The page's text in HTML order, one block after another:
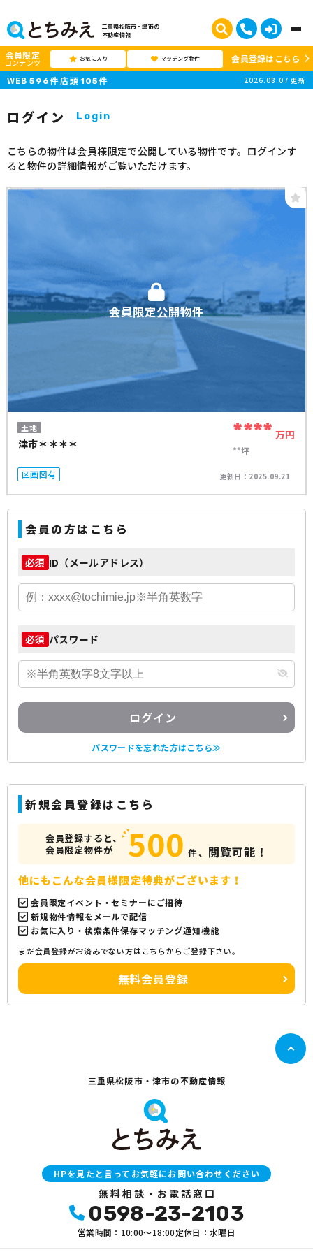
三重県松阪市・津市の
不動産情報
会員限定
コンテンツ お気に入り マッチング物件
会員登録はこちら
WEB 596件 店頭 105件 2026.08.07 更新
ログイン Login
こちらの物件は会員様限定で公開している物件です。ログインす
ると物件の詳細情報がご覧いただけます。
会員限定公開物件
土地
津市＊＊＊＊ **** 万円
**坪
区画図有
更新日： 2025.09.21
会員の方はこちら
必須 ID（メールアドレス）
必須 パスワード
ログイン
パスワードを忘れた方はこちら≫
新規会員登録はこちら
会員登録すると、
会員限定物件が
500 件、 閲覧可能！
他にもこんな会員様限定特典がございます！
会員限定イベント・セミナーにご招待
新規物件情報をメールで配信
お気に入り・検索条件保存マッチング通知機能
まだ会員登録がお済みでない方はこちらからご登録下さい。
無料会員登録
三重県松阪市・津市の不動産情報
HPを見たと言ってお気軽にお問い合わせください
無料相談・お電話窓口
0598-23-2103
営業時間：10:00〜18:00定休日：水曜日